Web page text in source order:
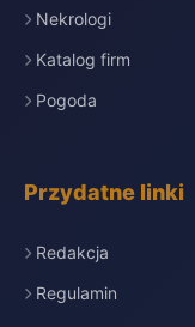
Nekrologi
Katalog firm
Pogoda
Przydatne linki
Redakcja
Regulamin